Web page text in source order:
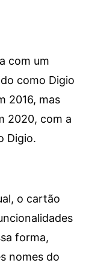
com um
como Digio
2016, mas
2020, com a
Digio.
o cartão
forma,
nomes do